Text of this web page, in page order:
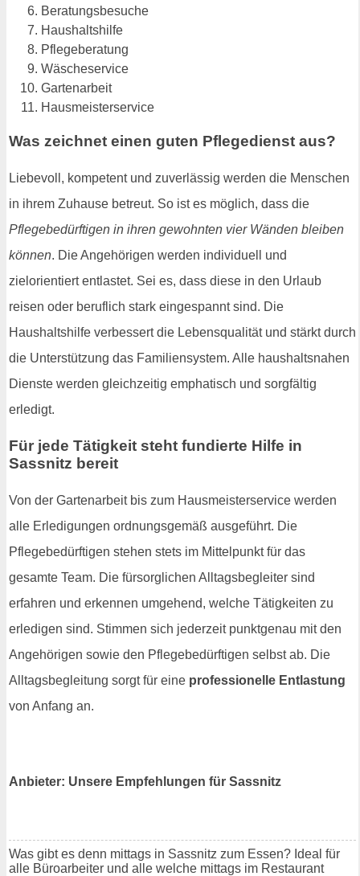
Beratungsbesuche
Haushaltshilfe
Pflegeberatung
Wäscheservice
Gartenarbeit
Hausmeisterservice
Was zeichnet einen guten Pflegedienst aus?
Liebevoll, kompetent und zuverlässig werden die Menschen
in ihrem Zuhause betreut. So ist es möglich, dass die
Pflegebedürftigen in ihren gewohnten vier Wänden bleiben
können. Die Angehörigen werden individuell und
zielorientiert entlastet. Sei es, dass diese in den Urlaub
reisen oder beruflich stark eingespannt sind. Die
Haushaltshilfe verbessert die Lebensqualität und stärkt durch
die Unterstützung das Familiensystem. Alle haushaltsnahen
Dienste werden gleichzeitig emphatisch und sorgfältig
erledigt.
Für jede Tätigkeit steht fundierte Hilfe in
Sassnitz bereit
Von der Gartenarbeit bis zum Hausmeisterservice werden
alle Erledigungen ordnungsgemäß ausgeführt. Die
Pflegebedürftigen stehen stets im Mittelpunkt für das
gesamte Team. Die fürsorglichen Alltagsbegleiter sind
erfahren und erkennen umgehend, welche Tätigkeiten zu
erledigen sind. Stimmen sich jederzeit punktgenau mit den
Angehörigen sowie den Pflegebedürftigen selbst ab. Die
Alltagsbegleitung sorgt für eine professionelle Entlastung
von Anfang an.
Anbieter: Unsere Empfehlungen für Sassnitz
Was gibt es denn mittags in Sassnitz zum Essen? Ideal für
alle Büroarbeiter und alle welche mittags im Restaurant